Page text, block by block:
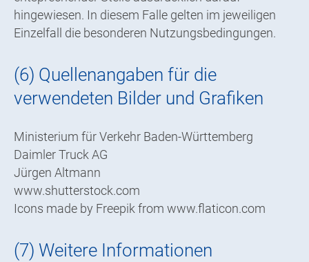
hingewiesen. In diesem Falle gelten im jeweiligen
Einzelfall die besonderen Nutzungsbedingungen.
(6) Quellenangaben für die
verwendeten Bilder und Grafiken
Ministerium für Verkehr Baden-Württemberg
Daimler Truck AG
Jürgen Altmann
www.shutterstock.com
Icons made by Freepik from www.flaticon.com
(7) Weitere Informationen